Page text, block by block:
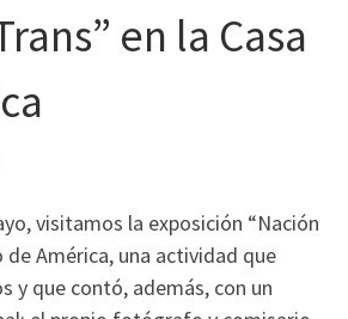
en la Casa
visitamos la exposición “Nación
de América, una actividad que
y que contó, además, con un